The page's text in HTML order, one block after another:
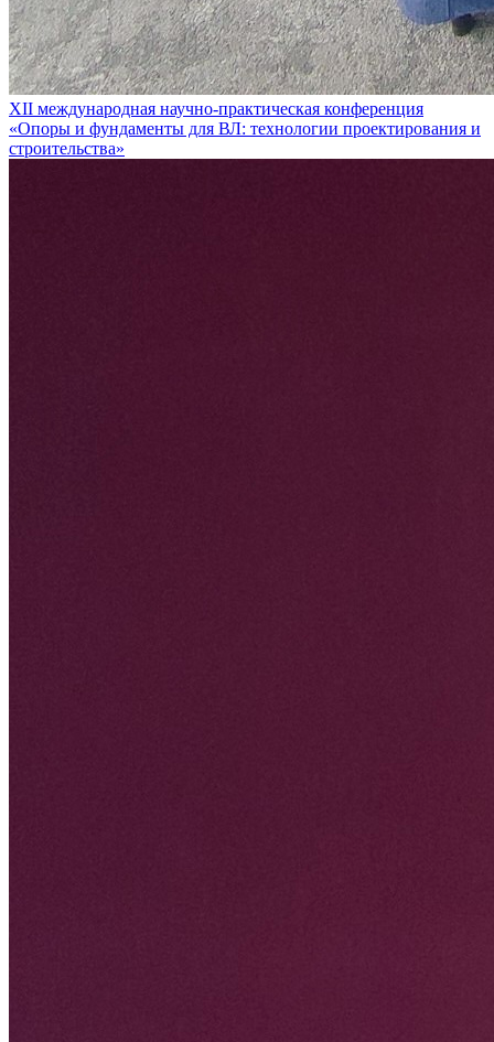
XII международная научно-практическая конференция
«Опоры и фундаменты для ВЛ: технологии проектирования и
строительства»